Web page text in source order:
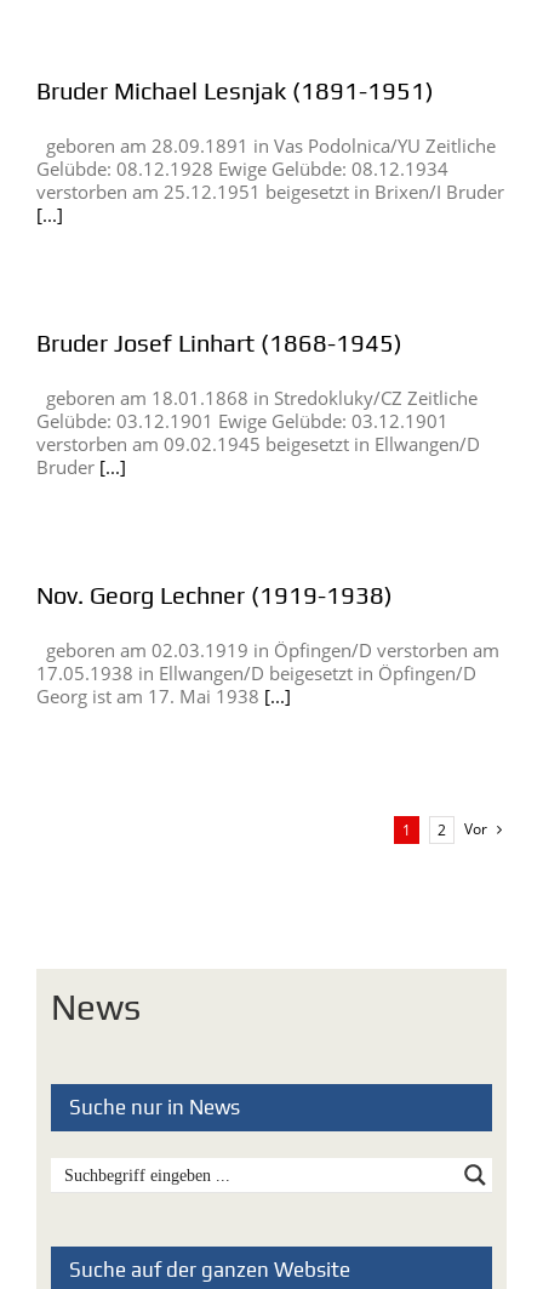
Bruder Michael Lesnjak (1891-1951)
geboren am 28.09.1891 in Vas Podolnica/YU Zeitliche
Gelübde: 08.12.1928 Ewige Gelübde: 08.12.1934
verstorben am 25.12.1951 beigesetzt in Brixen/I Bruder
[...]
Bruder Josef Linhart (1868-1945)
geboren am 18.01.1868 in Stredokluky/CZ Zeitliche
Gelübde: 03.12.1901 Ewige Gelübde: 03.12.1901
verstorben am 09.02.1945 beigesetzt in Ellwangen/D
Bruder [...]
Nov. Georg Lechner (1919-1938)
geboren am 02.03.1919 in Öpfingen/D verstorben am
17.05.1938 in Ellwangen/D beigesetzt in Öpfingen/D
Georg ist am 17. Mai 1938 [...]
1 2 Vor
News
Suche nur in News
Suche auf der ganzen Website